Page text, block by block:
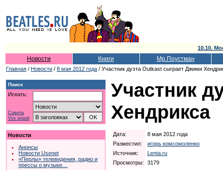
10.10.
Новости Книги Мр.Поустман
Главная / Новости / 8 мая 2012 года / Участник дуэта Outkast сыграет Джими
Поиск
Искать:
Советы
Vox populi
Новости
Анонсы
Новости Usenet
«Перлы» телевидения, радио и
прессы о музыке…
Участник
Хендрикса
Дата:
8 мая 2012 года
Разместил:
игорь комсомоленко
Источник:
Lenta.ru
Просмотры:
3179